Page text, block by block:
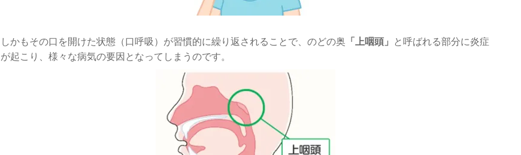
しかもその口を開けた状態（口呼吸）が習慣的に繰り返されることで、のどの奥 「上咽頭」 と呼ばれる部分に炎症
が起こり、様々な病気の要因となってしまうのです。